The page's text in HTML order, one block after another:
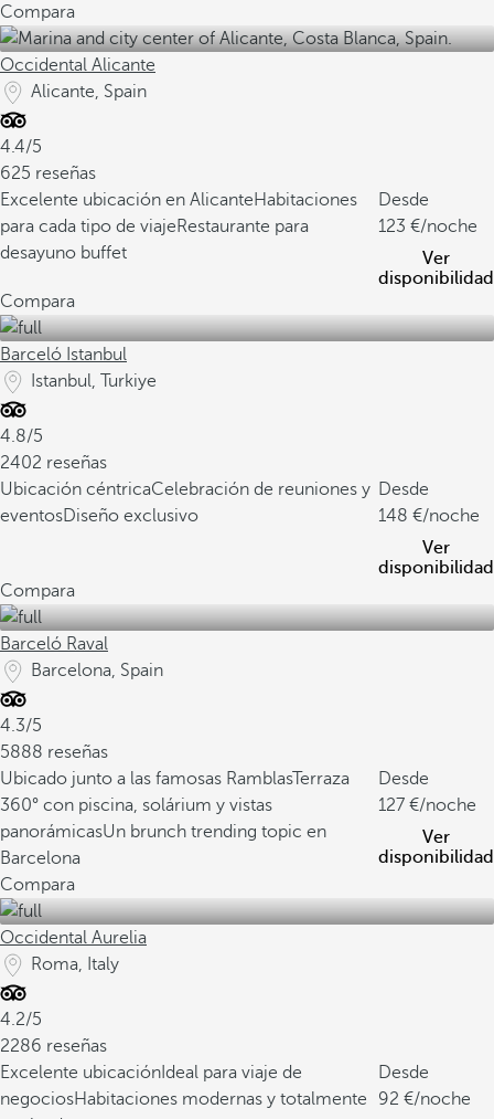
Compara
Occidental Alicante
Alicante, Spain
4.4/5
625 reseñas
Excelente ubicación en AlicanteHabitaciones
para cada tipo de viajeRestaurante para
desayuno buffet
Desde
123
/noche
Ver
disponibilidad
Compara
Barceló Istanbul
Istanbul, Turkiye
4.8/5
2402 reseñas
Ubicación céntricaCelebración de reuniones y
eventosDiseño exclusivo
Desde
148
/noche
Ver
disponibilidad
Compara
Barceló Raval
Barcelona, Spain
4.3/5
5888 reseñas
Ubicado junto a las famosas RamblasTerraza
360° con piscina, solárium y vistas
panorámicasUn brunch trending topic en
Barcelona
Desde
127
/noche
Ver
disponibilidad
Compara
Occidental Aurelia
Roma, Italy
4.2/5
2286 reseñas
Excelente ubicación Ideal para viaje de
negociosHabitaciones modernas y totalmente
Desde
92
/noche